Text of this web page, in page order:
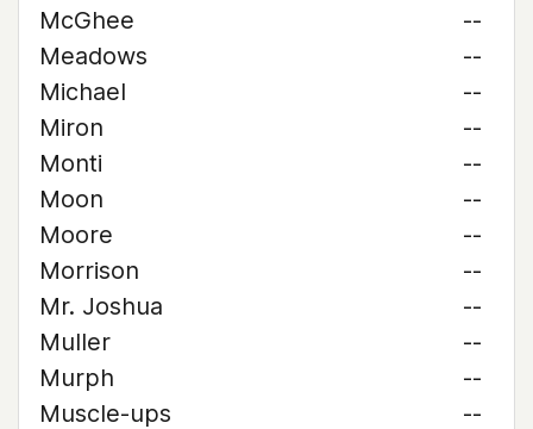
McGhee
--
Meadows
--
Michael
--
Miron
--
Monti
--
Moon
--
Moore
--
Morrison
--
Mr. Joshua
--
Muller
--
Murph
--
Muscle-ups
--